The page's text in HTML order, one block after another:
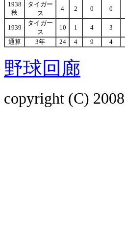
1938
秋
タイガー
ス
4 2 0 0
1939
タイガー
ス
10 1 4 3
通算
3年 24 4 9 4
野球回廊
copyright (C) 2008